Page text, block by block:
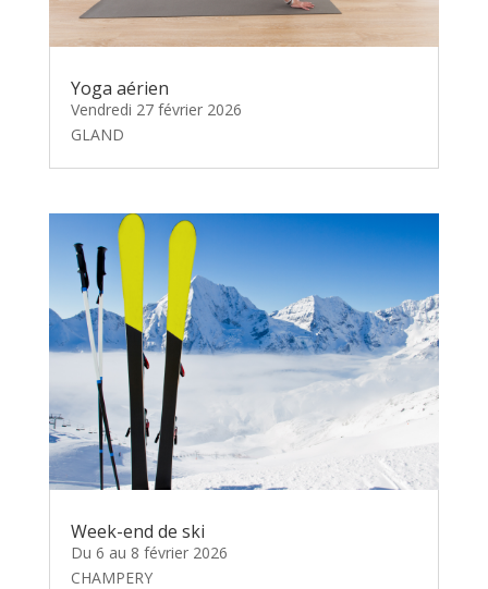
Yoga aérien
Vendredi 27 février 2026
GLAND
Week-end de ski
Du 6 au 8 février 2026
CHAMPERY